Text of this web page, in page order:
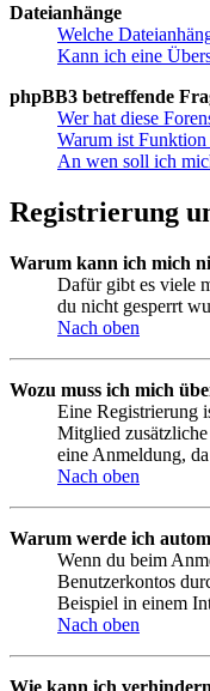
Dateianhänge
Welche
Kann ich eine
phpBB3 betreffende
Wer hat diese
Warum ist
An wen soll ich
Registrierung
Warum kann ich mich
Dafür gibt es viele
du nicht gesperrt
Nach oben
Wozu muss ich mich
Eine Registrierung
Mitglied
eine Anmeldung,
Nach oben
Warum werde ich
Wenn du beim
Benutzerkontos
Beispiel in einem
Nach oben
Wie kann ich